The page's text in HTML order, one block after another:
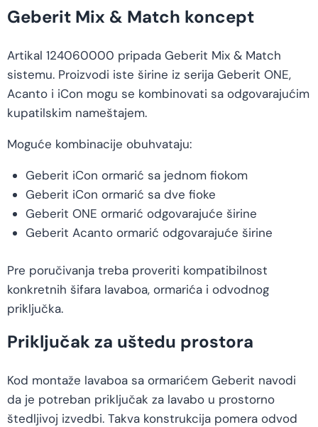
Geberit Mix & Match koncept
Artikal 124060000 pripada Geberit Mix & Match
sistemu. Proizvodi iste širine iz serija Geberit ONE,
Acanto i iCon mogu se kombinovati sa odgovarajućim
kupatilskim nameštajem.
Moguće kombinacije obuhvataju:
Geberit iCon ormarić sa jednom fiokom
Geberit iCon ormarić sa dve fioke
Geberit ONE ormarić odgovarajuće širine
Geberit Acanto ormarić odgovarajuće širine
Pre poručivanja treba proveriti kompatibilnost
konkretnih šifara lavaboa, ormarića i odvodnog
priključka.
Priključak za uštedu prostora
Kod montaže lavaboa sa ormarićem Geberit navodi
da je potreban priključak za lavabo u prostorno
štedljivoj izvedbi. Takva konstrukcija pomera odvod